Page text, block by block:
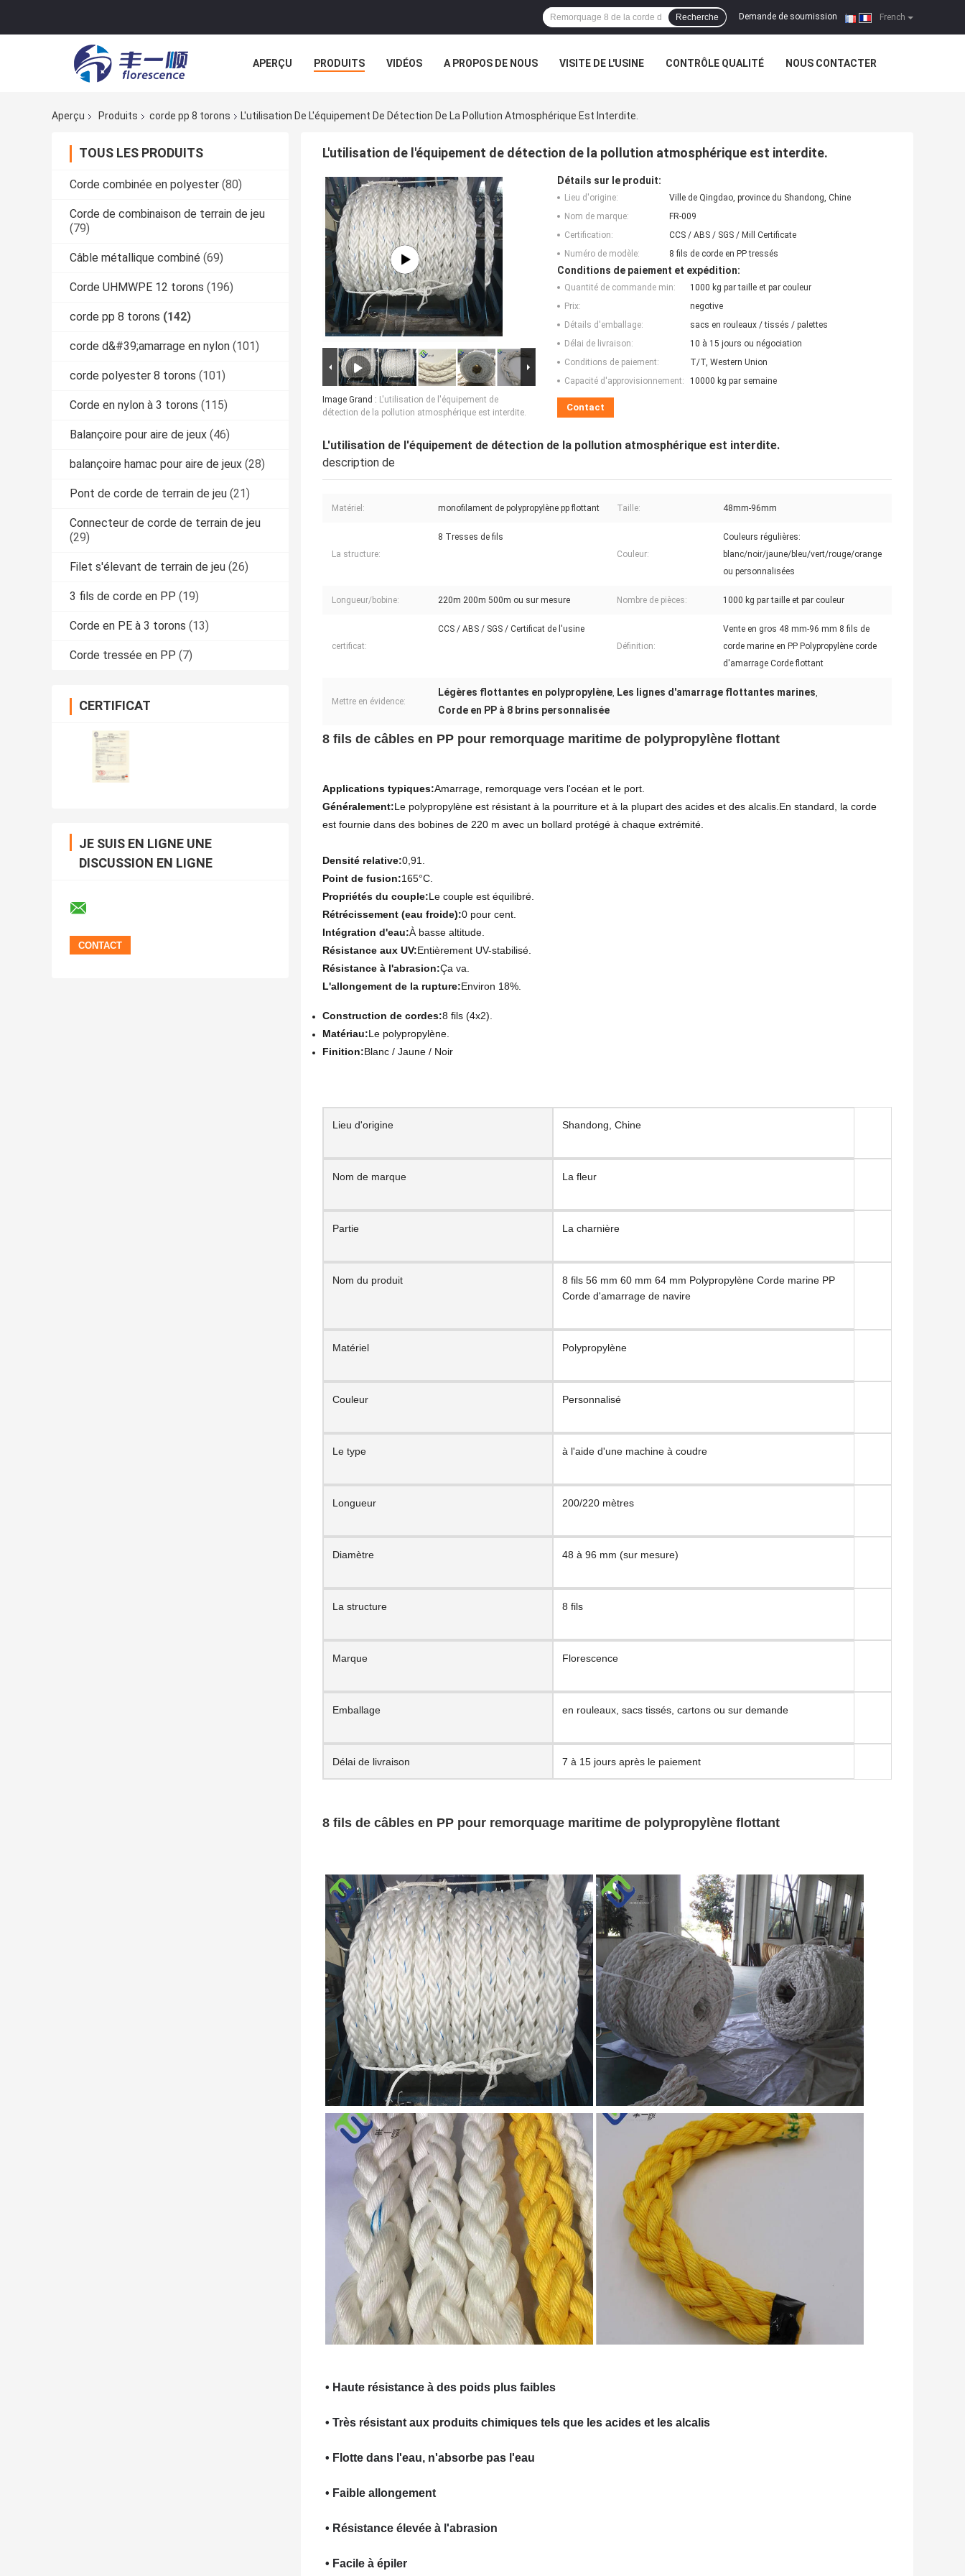
French
Demande de soumission |
Recherche
APERÇU PRODUITS VIDÉOS A PROPOS DE NOUS VISITE DE L'USINE CONTRÔLE QUALITÉ NOUS CONTACTER
Aperçu
Produits corde pp 8 torons L'utilisation De L'équipement De Détection De La Pollution Atmosphérique Est Interdite.
TOUS LES PRODUITS
Corde combinée en polyester (80)
Corde de combinaison de terrain de jeu
(79)
Câble métallique combiné (69)
Corde UHMWPE 12 torons (196)
corde pp 8 torons (142)
corde d&#39;amarrage en nylon (101)
corde polyester 8 torons (101)
Corde en nylon à 3 torons (115)
Balançoire pour aire de jeux (46)
balançoire hamac pour aire de jeux (28)
Pont de corde de terrain de jeu (21)
Connecteur de corde de terrain de jeu
(29)
Filet s'élevant de terrain de jeu (26)
3 fils de corde en PP (19)
Corde en PE à 3 torons (13)
Corde tressée en PP (7)
CERTIFICAT
JE SUIS EN LIGNE UNE
DISCUSSION EN LIGNE
L'utilisation de l'équipement de détection de la pollution atmosphérique est interdite.
Image Grand : L'utilisation de l'équipement de
détection de la pollution atmosphérique est interdite.
Détails sur le produit:
Lieu d'origine:
Ville de Qingdao, province du Shandong, Chine
Nom de marque:
FR-009
Certification:
CCS / ABS / SGS / Mill Certificate
Numéro de modèle:
8 fils de corde en PP tressés
Conditions de paiement et expédition:
Quantité de commande min:
1000 kg par taille et par couleur
Prix:
negotive
Détails d'emballage:
sacs en rouleaux / tissés / palettes
Délai de livraison:
10 à 15 jours ou négociation
Conditions de paiement:
T/T, Western Union
Capacité d'approvisionnement:
10000 kg par semaine
Contact
L'utilisation de l'équipement de détection de la pollution atmosphérique est interdite.
description de
Matériel: monofilament de polypropylène pp flottant Taille: 48mm-96mm
La structure:
8 Tresses de fils
Couleur:
Couleurs régulières:
blanc/noir/jaune/bleu/vert/rouge/orange
ou personnalisées
Longueur/bobine: 220m 200m 500m ou sur mesure Nombre de pièces: 1000 kg par taille et par couleur
certificat:
CCS / ABS / SGS / Certificat de l'usine
Définition:
Vente en gros 48 mm-96 mm 8 fils de
corde marine en PP Polypropylène corde
d'amarrage Corde flottant
Mettre en évidence:
Légères flottantes en polypropylène, Les lignes d'amarrage flottantes marines,
Corde en PP à 8 brins personnalisée
8 fils de câbles en PP pour remorquage maritime de polypropylène flottant
Applications typiques:Amarrage, remorquage vers l'océan et le port.
Généralement:Le polypropylène est résistant à la pourriture et à la plupart des acides et des alcalis.En standard, la corde
est fournie dans des bobines de 220 m avec un bollard protégé à chaque extrémité.
Densité relative:0,91.
Point de fusion:165°C.
Propriétés du couple:Le couple est équilibré.
Rétrécissement (eau froide):0 pour cent.
Intégration d'eau:À basse altitude.
Résistance aux UV:Entièrement UV-stabilisé.
Résistance à l'abrasion:Ça va.
L'allongement de la rupture:Environ 18%.
Construction de cordes:8 fils (4x2).
Matériau:Le polypropylène.
Finition:Blanc / Jaune / Noir
Lieu d'origine Shandong, Chine
Nom de marque La fleur
Partie La charnière
Nom du produit
8 fils 56 mm 60 mm 64 mm Polypropylène Corde marine PP
Corde d'amarrage de navire
Matériel Polypropylène
Couleur Personnalisé
Le type à l'aide d'une machine à coudre
Longueur 200/220 mètres
Diamètre 48 à 96 mm (sur mesure)
La structure 8 fils
Marque Florescence
Emballage en rouleaux, sacs tissés, cartons ou sur demande
Délai de livraison 7 à 15 jours après le paiement
8 fils de câbles en PP pour remorquage maritime de polypropylène flottant
• Haute résistance à des poids plus faibles
• Très résistant aux produits chimiques tels que les acides et les alcalis
• Flotte dans l'eau, n'absorbe pas l'eau
• Faible allongement
• Résistance élevée à l'abrasion
• Facile à épiler